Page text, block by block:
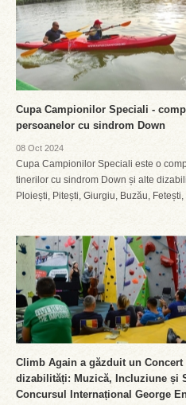
Cupa Campionilor Speciali -
persoanelor cu sindrom Down
08 Oct 2024
Cupa Campionilor Speciali este o
tinerilor cu sindrom Down și alte
Ploiești, Pitești, Giurgiu, Buzău,
Climb Again a găzduit un
dizabilități: Muzică, Incluziune și
Concursul Internațional George